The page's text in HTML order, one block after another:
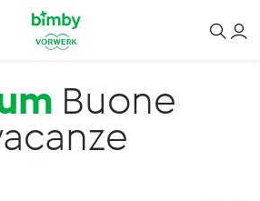
Buone